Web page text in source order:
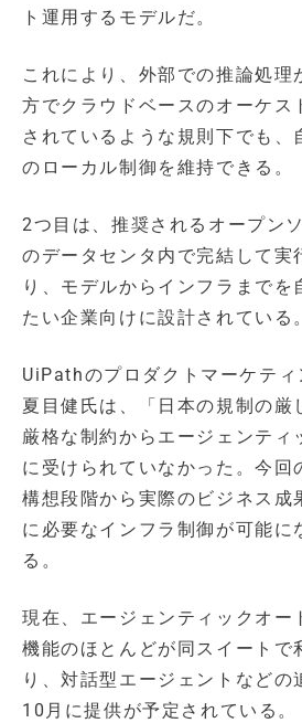
ト運用するモデルだ。
これにより、外部での推論処理
方でクラウドベースのオーケス
されているような規則下でも、
のローカル制御を維持できる。
2つ目は、推奨されるオープン
のデータセンタ内で完結して実
り、モデルからインフラまでを
たい企業向けに設計されている。
UiPathのプロダクトマーケティ
夏目健氏は、「日本の規制の厳
厳格な制約からエージェンティ
に受けられていなかった。今回
構想段階から実際のビジネス成
に必要なインフラ制御が可能に
る。
現在、エージェンティックオー
機能のほとんどが同スイートで
り、対話型エージェントなど
10月に提供が予定されている。